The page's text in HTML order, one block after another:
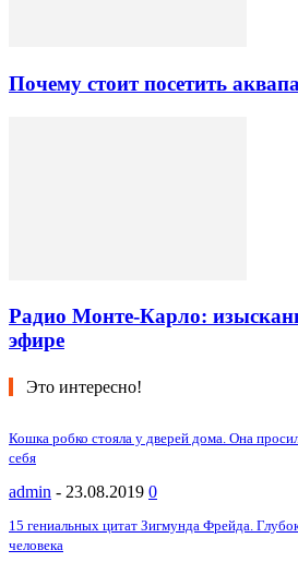
Почему стоит посетить
Радио Монте-Карло:
эфире
Это интересно!
Кошка робко стояла у дверей дома. Она
себя
admin - 23.08.2019 0
15 гениальных цитат Зигмунда Фрейда.
человека